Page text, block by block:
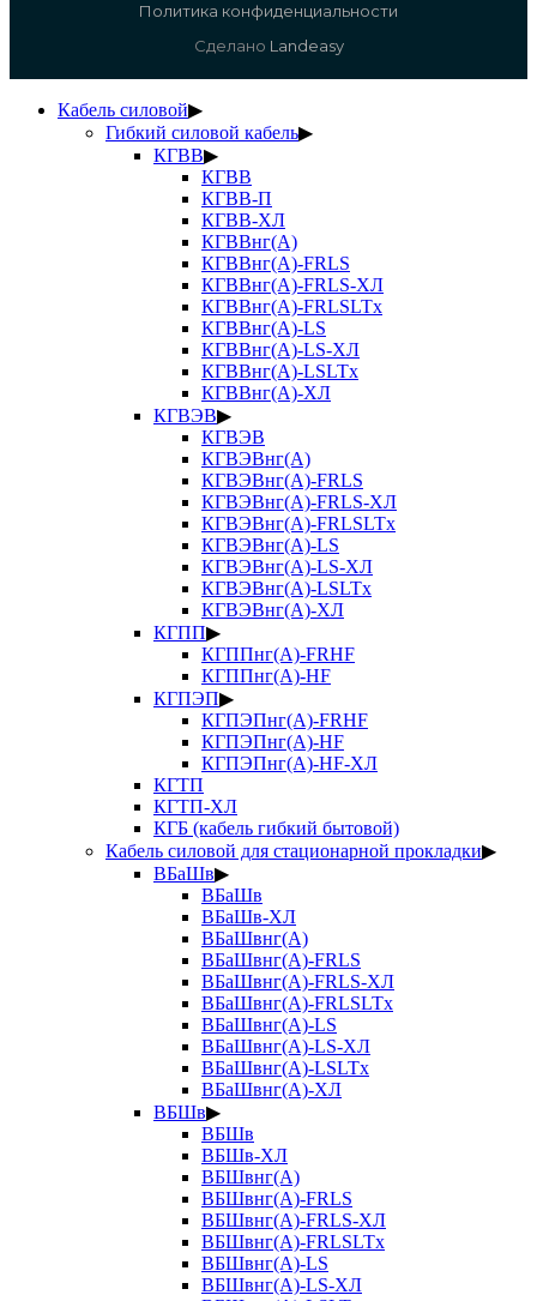
Политика конфиденциальности
Сделано Landeasy
Кабель силовой▶
Гибкий силовой кабель▶
КГВВ▶
КГВВ
КГВВ-П
КГВВ-ХЛ
КГВВнг(А)
КГВВнг(А)-FRLS
КГВВнг(А)-FRLS-ХЛ
КГВВнг(А)-FRLSLTx
КГВВнг(А)-LS
КГВВнг(А)-LS-ХЛ
КГВВнг(А)-LSLTx
КГВВнг(А)-ХЛ
КГВЭВ▶
КГВЭВ
КГВЭВнг(А)
КГВЭВнг(А)-FRLS
КГВЭВнг(А)-FRLS-ХЛ
КГВЭВнг(А)-FRLSLTx
КГВЭВнг(А)-LS
КГВЭВнг(А)-LS-ХЛ
КГВЭВнг(А)-LSLTx
КГВЭВнг(А)-ХЛ
КГПП▶
КГППнг(А)-FRHF
КГППнг(А)-HF
КГПЭП▶
КГПЭПнг(А)-FRHF
КГПЭПнг(А)-HF
КГПЭПнг(А)-HF-ХЛ
КГТП
КГТП-ХЛ
КГБ (кабель гибкий бытовой)
Кабель силовой для стационарной прокладки▶
ВБаШв▶
ВБаШв
ВБаШв-ХЛ
ВБаШвнг(А)
ВБаШвнг(А)-FRLS
ВБаШвнг(А)-FRLS-ХЛ
ВБаШвнг(А)-FRLSLTx
ВБаШвнг(А)-LS
ВБаШвнг(А)-LS-ХЛ
ВБаШвнг(А)-LSLTx
ВБаШвнг(А)-ХЛ
ВБШв▶
ВБШв
ВБШв-ХЛ
ВБШвнг(А)
ВБШвнг(А)-FRLS
ВБШвнг(А)-FRLS-ХЛ
ВБШвнг(А)-FRLSLTx
ВБШвнг(А)-LS
ВБШвнг(А)-LS-ХЛ